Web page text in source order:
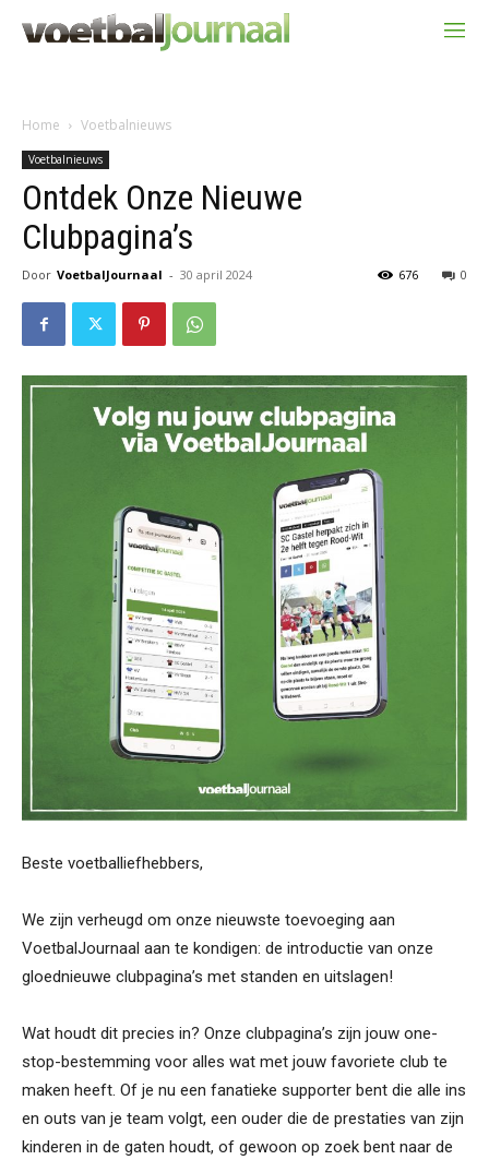
Home Voetbalnieuws
Voetbalnieuws
Ontdek Onze Nieuwe
Clubpagina’s
Door VoetbalJournaal - 30 april 2024 0
676
Beste voetballiefhebbers,
We zijn verheugd om onze nieuwste toevoeging aan
VoetbalJournaal aan te kondigen: de introductie van onze
gloednieuwe clubpagina’s met standen en uitslagen!
Wat houdt dit precies in? Onze clubpagina’s zijn jouw one-
stop-bestemming voor alles wat met jouw favoriete club te
maken heeft. Of je nu een fanatieke supporter bent die alle ins
en outs van je team volgt, een ouder die de prestaties van zijn
kinderen in de gaten houdt, of gewoon op zoek bent naar de